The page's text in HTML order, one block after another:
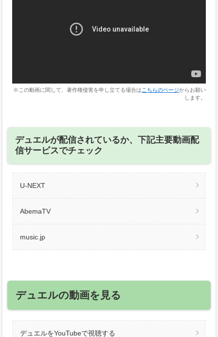
※この動画に関して、著作権侵害を申し立てる場合は こちらのページからお願い
します。
デュエルが配信されているか、下記主要動画配
信サービスでチェック
U-NEXT
AbemaTV
music.jp
デュエルの動画を見る
デュエルをYouTubeで視聴する